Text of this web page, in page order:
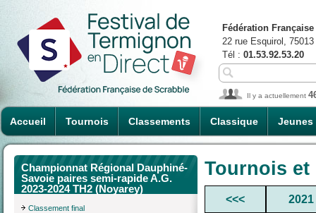
Accueil Tournois Classements Classique Jeunes
Fédération
22 rue Esquirol,
Tél : 01.53.92.53.20
Il y a actuellement
Championnat Régional Dauphiné-
Savoie paires semi-rapide A.G.
2023-2024 TH2 (Noyarey)
Classement final
Tournois
<<< 2021